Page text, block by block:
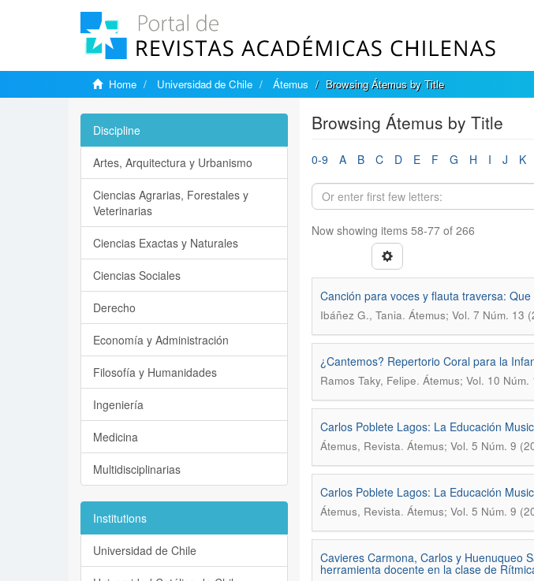
Home Universidad de Chile Átemus Browsing Átemus by Title
Browsing Átemus by Title
0-9 A B C D E F G H I J K
Now showing items 58-77 of 266
Canción para voces y flauta traversa:
Ibáñez G., Tania. Átemus; Vol. 7 Núm. 13
¿Cantemos? Repertorio Coral para la
Ramos Taky, Felipe. Átemus; Vol. 10
Carlos Poblete Lagos: La Educación
Átemus, Revista. Átemus; Vol. 5 Núm. 9
Carlos Poblete Lagos: La Educación
Átemus, Revista. Átemus; Vol. 5 Núm. 9
Cavieres Carmona, Carlos y Huenuqueo
herramienta docente en la clase de
Discipline
Artes, Arquitectura y Urbanismo
Ciencias Agrarias, Forestales y
Veterinarias
Ciencias Exactas y Naturales
Ciencias Sociales
Derecho
Economía y Administración
Filosofía y Humanidades
Ingeniería
Medicina
Multidisciplinarias
Institutions
Universidad de Chile